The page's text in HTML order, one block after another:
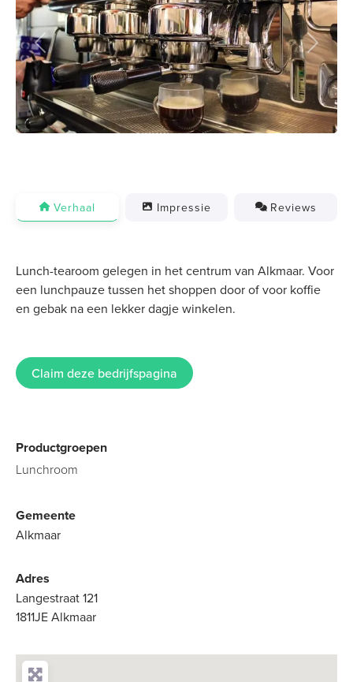
Previous Next
Verhaal Impressie Reviews
Lunch-tearoom gelegen in het centrum van Alkmaar. Voor
een lunchpauze tussen het shoppen door of voor koffie
en gebak na een lekker dagje winkelen.
Claim deze bedrijfspagina
Productgroepen
Lunchroom
Gemeente
Alkmaar
Adres
Langestraat 121
1811JE Alkmaar